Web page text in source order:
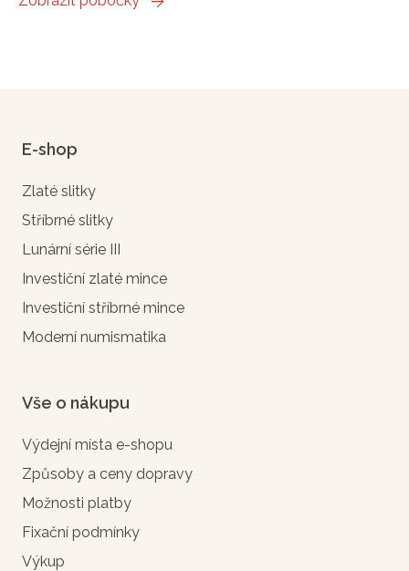
E-shop
Zlaté slitky
Stříbrné slitky
Lunární série III
Investiční zlaté mince
Investiční stříbrné mince
Moderní numismatika
Vše o nákupu
Výdejní místa e-shopu
Způsoby a ceny dopravy
Možnosti platby
Fixační podmínky
Výkup